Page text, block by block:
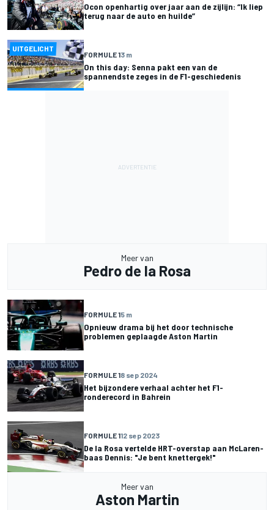
Ocon openhartig over jaar aan de zijlijn: “Ik liep
terug naar de auto en huilde”
UITGELICHT
FORMULE 13 m
On this day: Senna pakt een van de
spannendste zeges in de F1-geschiedenis
Meer van
Pedro de la Rosa
FORMULE 15 m
Opnieuw drama bij het door technische
problemen geplaagde Aston Martin
FORMULE 18 sep 2024
Het bijzondere verhaal achter het F1-
ronderecord in Bahrein
FORMULE 112 sep 2023
De la Rosa vertelde HRT-overstap aan McLaren-
baas Dennis: "Je bent knettergek!"
Meer van
Aston Martin